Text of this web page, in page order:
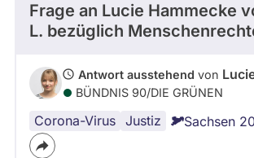
Frage an Lucie Hammecke
L. bezüglich
Antwort ausstehend von
BÜNDNIS 90/­DIE GRÜNEN
Corona-Virus Justiz Sachsen